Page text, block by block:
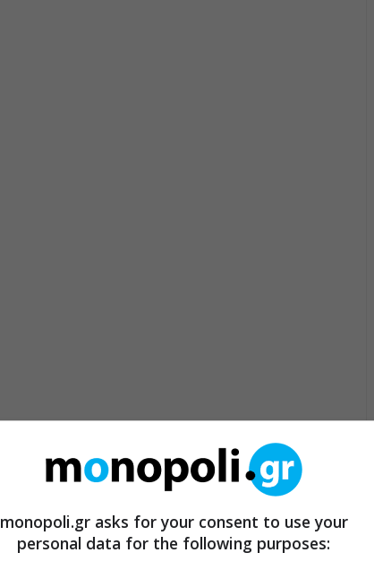
monopoli.gr asks for your consent to use your
personal data for the following purposes: